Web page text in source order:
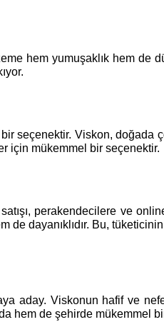
hem yumuşaklık hem de
seçenektir. Viskon, doğada
için mükemmel bir seçenektir.
perakendecilere ve
dayanıklıdır. Bu,
aday. Viskonun hafif ve
hem de şehirde mükemmel